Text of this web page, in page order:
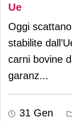
Ue
Oggi
stabilite
carni bovine
garanz...
31 Gen